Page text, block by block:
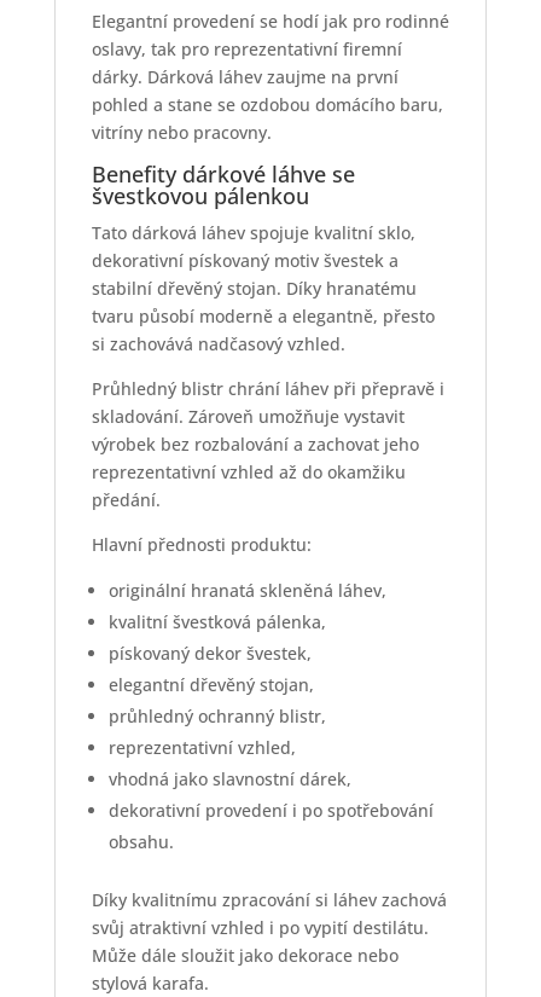
Elegantní provedení se hodí jak pro rodinné
oslavy, tak pro reprezentativní firemní
dárky. Dárková láhev zaujme na první
pohled a stane se ozdobou domácího baru,
vitríny nebo pracovny.
Benefity dárkové láhve se
švestkovou pálenkou
Tato dárková láhev spojuje kvalitní sklo,
dekorativní pískovaný motiv švestek a
stabilní dřevěný stojan. Díky hranatému
tvaru působí moderně a elegantně, přesto
si zachovává nadčasový vzhled.
Průhledný blistr chrání láhev při přepravě i
skladování. Zároveň umožňuje vystavit
výrobek bez rozbalování a zachovat jeho
reprezentativní vzhled až do okamžiku
předání.
Hlavní přednosti produktu:
originální hranatá skleněná láhev,
kvalitní švestková pálenka,
pískovaný dekor švestek,
elegantní dřevěný stojan,
průhledný ochranný blistr,
reprezentativní vzhled,
vhodná jako slavnostní dárek,
dekorativní provedení i po spotřebování
obsahu.
Díky kvalitnímu zpracování si láhev zachová
svůj atraktivní vzhled i po vypití destilátu.
Může dále sloužit jako dekorace nebo
stylová karafa.